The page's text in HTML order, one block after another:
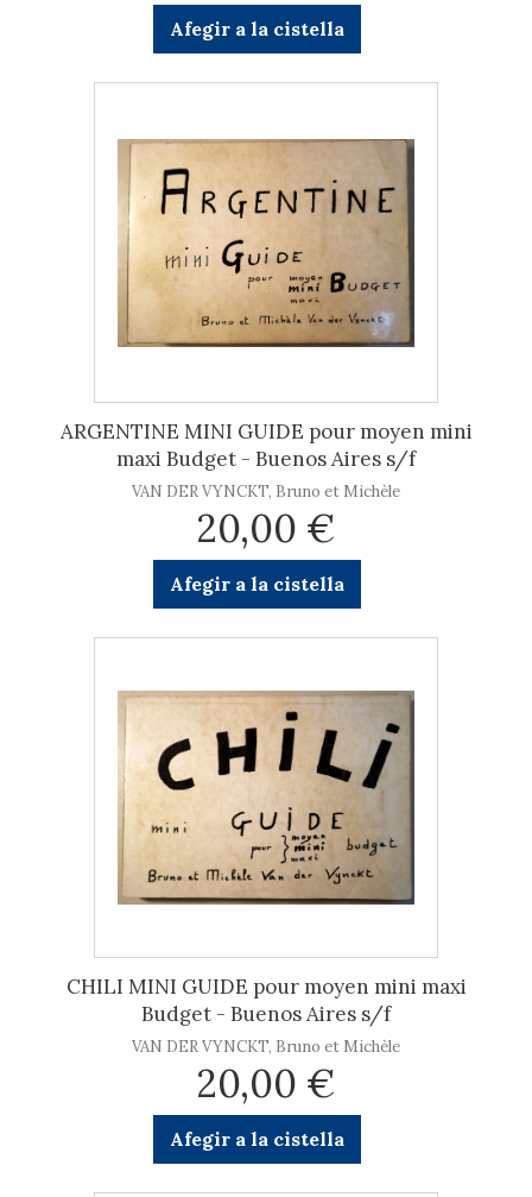
Afegir a la cistella
ARGENTINE MINI GUIDE pour moyen mini
maxi Budget - Buenos Aires s/f
VAN DER VYNCKT, Bruno et Michèle
20,00 €
Afegir a la cistella
CHILI MINI GUIDE pour moyen mini maxi
Budget - Buenos Aires s/f
VAN DER VYNCKT, Bruno et Michèle
20,00 €
Afegir a la cistella